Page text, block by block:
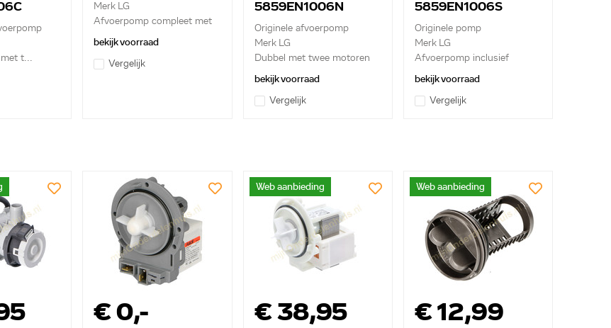
t...
Merk LG
Afvoerpomp compleet met
pomphuis
bekijk voorraad
Vergelijk
5859EN1006N
Originele afvoerpomp
Merk LG
Dubbel met twee motoren
en ...
bekijk voorraad
Vergelijk
5859EN1006S
Originele pomp
Merk LG
Afvoerpomp inclusief
pomphuis en fi...
bekijk voorraad
Vergelijk
€ 0,-
Web aanbieding
€ 38,95
Web aanbieding
€ 12,99